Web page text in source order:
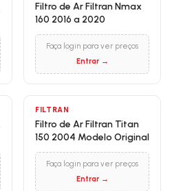
Filtro de Ar Filtran Nmax
160 2016 a 2020
Faça login para ver preços
Entrar →
FILTRAN
Filtro de Ar Filtran Titan
150 2004 Modelo Original
Faça login para ver preços
Entrar →